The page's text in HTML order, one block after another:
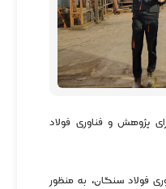
پژوهش و فناوری فولاد
فولاد سنگان، به منظور